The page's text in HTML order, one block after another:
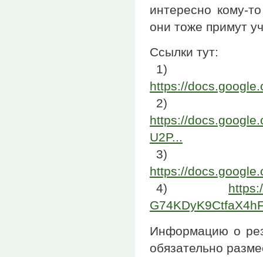
интересно кому-
они тоже примут
Ссылки тут:
1)
https://
2)
https://
U2P...
3)
https://
4)
Информацию о
обязательно